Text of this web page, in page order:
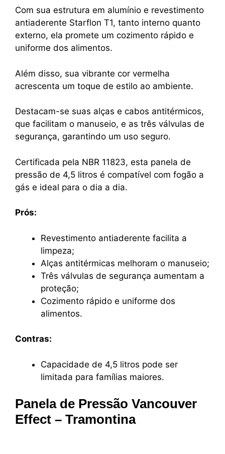
Com sua estrutura em alumínio e revestimento
antiaderente Starflon T1, tanto interno quanto
externo, ela promete um cozimento rápido e
uniforme dos alimentos.
Além disso, sua vibrante cor vermelha
acrescenta um toque de estilo ao ambiente.
Destacam-se suas alças e cabos antitérmicos,
que facilitam o manuseio, e as três válvulas de
segurança, garantindo um uso seguro.
Certificada pela NBR 11823, esta panela de
pressão de 4,5 litros é compatível com fogão a
gás e ideal para o dia a dia.
Prós:
Revestimento antiaderente facilita a
limpeza;
Alças antitérmicas melhoram o manuseio;
Três válvulas de segurança aumentam a
proteção;
Cozimento rápido e uniforme dos
alimentos.
Contras:
Capacidade de 4,5 litros pode ser
limitada para famílias maiores.
Panela de Pressão Vancouver
Effect – Tramontina